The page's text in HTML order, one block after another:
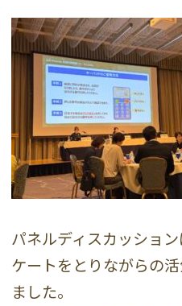
パネルディスカッショ
ケートをとりながらの
ました。